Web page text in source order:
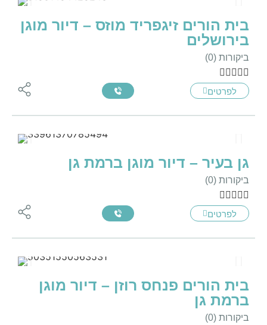
בית הורים זיגפריד מוזס – דיור מוגן
בירושלים
ביקורות (0)

לפרטים
גן בעיר – דיור מוגן ברמת גן
ביקורות (0)

לפרטים
בית הורים פנחס רוזן – דיור מוגן
ברמת גן
ביקורות (0)